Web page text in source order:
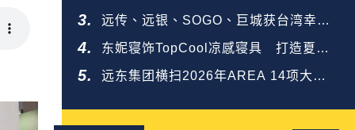
远传、远银、SOGO、巨城获台湾幸福
企业金奖
东妮寝饰TopCool凉感寝具 打造夏夜
好眠
远东集团横扫2026年AREA 14项大